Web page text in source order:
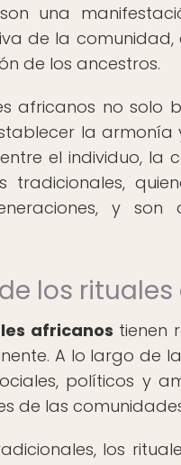
una
de la comunidad,
de los ancestros.
africanos no solo
la armonía
el individuo, la
tradicionales,
y son
los
africanos tienen
A lo largo de
políticos y
de las
los